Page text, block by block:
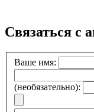
Связаться с
Ваше имя:
(необязательно):